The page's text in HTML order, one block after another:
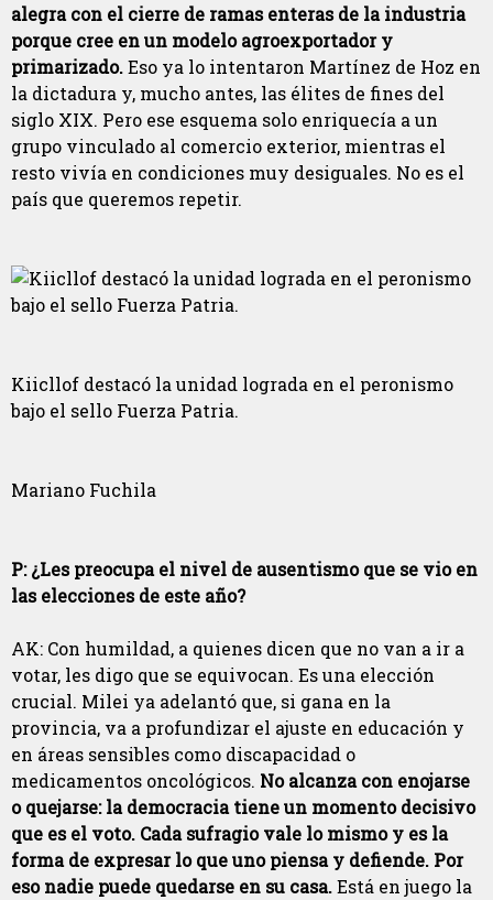
alegra con el cierre de ramas enteras de la industria
porque cree en un modelo agroexportador y
primarizado.Eso ya lo intentaron Martínez de Hoz en
la dictadura y, mucho antes, las élites de fines del
siglo XIX. Pero ese esquema solo enriquecía a un
grupo vinculado al comercio exterior, mientras el
resto vivía en condiciones muy desiguales. No es el
país que queremos repetir.
Kiicllof destacó la unidad lograda en el peronismo
bajo el sello Fuerza Patria.
Mariano Fuchila
P: ¿Les preocupa el nivel de ausentismo que se vio en
las elecciones de este año?
AK: Con humildad, a quienes dicen que no van a ir a
votar, les digo que se equivocan. Es una elección
crucial. Milei ya adelantó que, si gana en la
provincia, va a profundizar el ajuste en educación y
en áreas sensibles como discapacidad o
medicamentos oncológicos. No alcanza con enojarse
o quejarse: la democracia tiene un momento decisivo
que es el voto. Cada sufragio vale lo mismo y es la
forma de expresar lo que uno piensa y defiende. Por
eso nadie puede quedarse en su casa.Está en juego la